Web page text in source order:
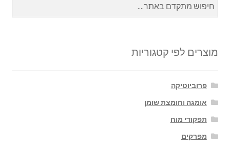
מוצרים לפי קטגוריות
פרוביוטיקה
אומגה וחומצת שומן
תפקודי מוח
מפרקים